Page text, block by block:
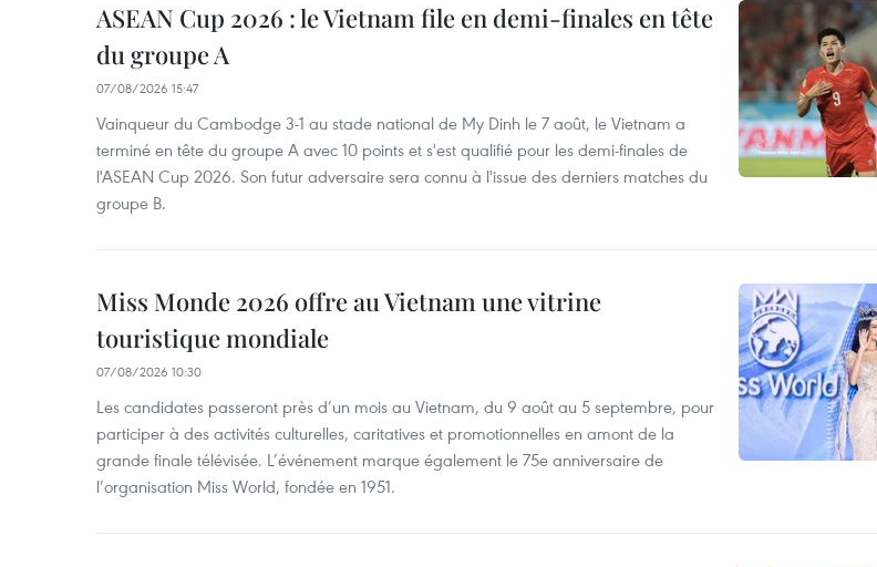
ASEAN Cup 2026 : le Vietnam file en demi-finales en tête
du groupe A
07/08/2026 15:47
Vainqueur du Cambodge 3-1 au stade national de My Dinh le 7 août, le Vietnam a
terminé en tête du groupe A avec 10 points et s'est qualifié pour les demi-finales de
l'ASEAN Cup 2026. Son futur adversaire sera connu à l'issue des derniers matches du
groupe B.
Miss Monde 2026 offre au Vietnam une vitrine
touristique mondiale
07/08/2026 10:30
Les candidates passeront près d’un mois au Vietnam, du 9 août au 5 septembre, pour
participer à des activités culturelles, caritatives et promotionnelles en amont de la
grande finale télévisée. L’événement marque également le 75e anniversaire de
l’organisation Miss World, fondée en 1951.